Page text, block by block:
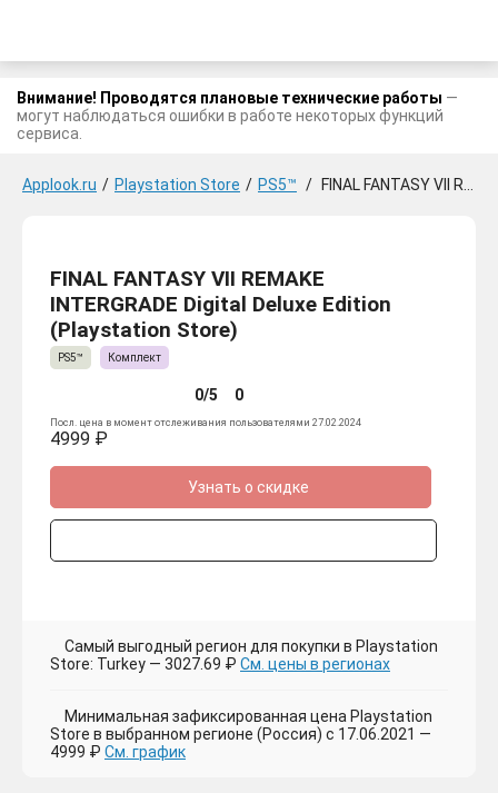
Внимание! Проводятся плановые технические работы —
могут наблюдаться ошибки в работе некоторых функций
сервиса.
Applook.ru / Playstation Store / PS5™ / FINAL FANTASY VII REMAKE INTERGRADE Digital Deluxe Edition
FINAL FANTASY VII REMAKE
INTERGRADE Digital Deluxe Edition
(Playstation Store)
PS5™ Комплект
0/5 0
Посл. цена в момент отслеживания пользователями 27.02.2024
4999 ₽
Узнать о скидке
Самый выгодный регион для покупки в Playstation
Store: Turkey — 3027.69 ₽ См. цены в регионах
Минимальная зафиксированная цена Playstation
Store в выбранном регионе (Россия) с 17.06.2021 —
4999 ₽ См. график